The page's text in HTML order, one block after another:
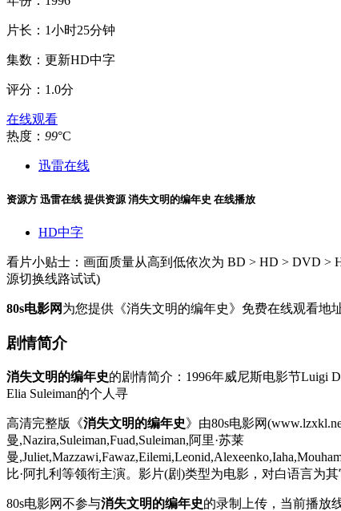
片长： 1小时25分钟
集数： 更新HD中字
评分： 1.0分
在线观看
热度： 99°C
迅雷在线
资源方 迅雷在线 提供资源消失文明的编年史 在线播放
HD中字
看片小贴士：画面质量从高到低依次为 BD > HD > DVD >
源切换线路试试)
80s电影网为您提供《消失文明的编年史》免费在线观看地
剧情简介
消失文明的编年史的剧情简介：1996年威尼斯电影节
Elia Suleiman的个人寻
高清完整版《消失文明的编年史》由80s电影网
曼,Nazira,Suleiman,Fuad,Suleiman,阿里·苏莱
曼
比·阿扎利等领衔主演。影片(剧)类型为电影，对白语言为
80s电影网不参与消失文明的编年史的录制上传，当前播放